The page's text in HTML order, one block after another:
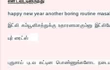
happy new year another boring routine
இட்லி கம்யூனிசத்துக்கு உதாரணமாகும்னு
யுர் ரைட்ஸ்
புதுசாய் புடவ கட்டின பொண்ணுங்களோட